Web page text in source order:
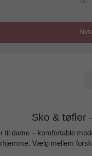
Sko & tøfler
til dame – komfortable
Vælg mellem